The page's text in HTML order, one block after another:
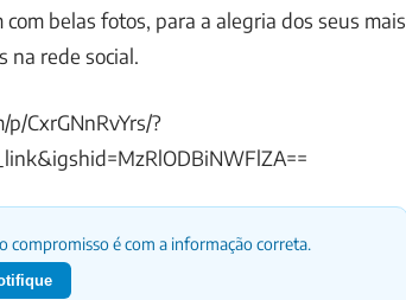
belas fotos, para a alegria dos seus mais
na rede social.
CxrGNnRvYrs/?
compromisso é com a informação correta.